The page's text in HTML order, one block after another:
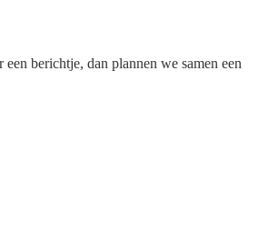
berichtje, dan plannen we samen een